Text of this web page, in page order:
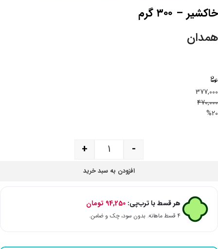
خاکشیر – ۳۰۰ گرم
همدان
377,000
470,000
%20
-
+
افزودن به سبد خرید
هر قسط با ترب‌پی:94,250 تومان
۴ قسط ماهانه. بدون سود، چک و ضامن.